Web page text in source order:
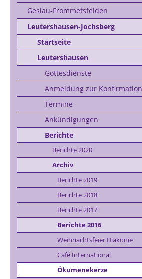
Geslau-Frommetsfelden
Leutershausen-Jochsberg
Startseite
Leutershausen
Gottesdienste
Anmeldung zur Konfirmation
Termine
Ankündigungen
Berichte
Berichte 2020
Archiv
Berichte 2019
Berichte 2018
Berichte 2017
Berichte 2016
Weihnachtsfeier Diakonie
Café International
Ökumenekerze